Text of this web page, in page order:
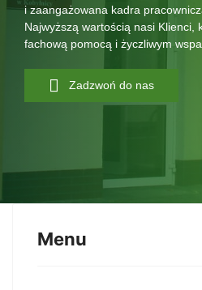
i zaangażowana kadra
Najwyższą wartością nasi Klienci,
fachową pomocą i życzliwym
Zadzwoń do nas
Menu